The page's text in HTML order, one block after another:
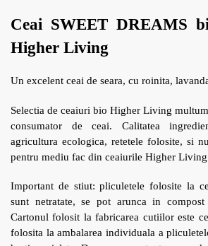
Ceai SWEET DREAMS
Higher Living
Un excelent ceai de seara, cu roinita,
Selectia de ceaiuri bio Higher Living
consumator de ceai. Calitatea
agricultura ecologica, retetele folosite, si
pentru mediu fac din ceaiurile Higher Living
Important de stiut: pliculetele folosite la
sunt netratate, se pot arunca in
Cartonul folosit la fabricarea cutiilor este
folosita la ambalarea individuala a